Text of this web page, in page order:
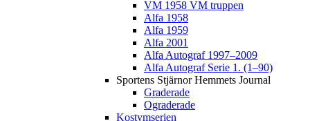
VM 1958 VM truppen
Alfa 1958
Alfa 1959
Alfa 2001
Alfa Autograf 1997–2009
Alfa Autograf Serie 1. (1–90)
Sportens Stjärnor Hemmets Journal
Graderade
Ograderade
Kostymserien